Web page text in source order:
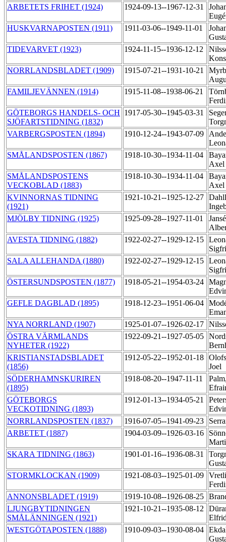
ARBETETS FRIHET (1924)
1924-09-13--1967-12-31
HUSKVARNAPOSTEN (1911)
1911-03-06--1949-11-01
TIDEVARVET (1923)
1924-11-15--1936-12-12
NORRLANDSBLADET (1909)
1915-07-21--1931-10-21
FAMILJEVÄNNEN (1914)
1915-11-08--1938-06-21
GÖTEBORGS HANDELS- OCH
SJÖFARTSTIDNING (1832)
1917-05-30--1945-03-31
VARBERGSPOSTEN (1894)
1910-12-24--1943-07-09
SMÅLANDSPOSTEN (1867)
1918-10-30--1934-11-04
Axel
SMÅLANDSPOSTENS
VECKOBLAD (1883)
1918-10-30--1934-11-04
Axel
KVINNORNAS TIDNING
(1921)
1921-10-21--1925-12-27
MJÖLBY TIDNING (1925)
1925-09-28--1927-11-01
AVESTA TIDNING (1882)
1922-02-27--1929-12-15
SALA ALLEHANDA (1880)
1922-02-27--1929-12-15
ÖSTERSUNDSPOSTEN (1877)
1918-05-21--1954-03-24
GEFLE DAGBLAD (1895)
1918-12-23--1951-06-04
NYA NORRLAND (1907)
1925-01-07--1926-02-17
ÖSTRA VÄRMLANDS
NYHETER (1922)
1922-09-21--1927-05-05
KRISTIANSTADSBLADET
(1856)
1912-05-22--1952-01-18
Joel
SÖDERHAMNSKURIREN
(1895)
1918-08-20--1947-11-11
GÖTEBORGS
VECKOTIDNING (1893)
1912-01-13--1934-05-21
NORRLANDSPOSTEN (1837)
1916-07-05--1941-09-23
ARBETET (1887)
1904-03-09--1926-03-16
SKARA TIDNING (1863)
1901-01-16--1936-08-31
STORMKLOCKAN (1909)
1921-08-03--1925-01-09
ANNONSBLADET (1919)
1919-10-08--1926-08-25
LJUNGBYTIDNINGEN
SMÅLÄNNINGEN (1921)
1921-10-21--1935-08-12
WESTGÖTAPOSTEN (1888)
1910-09-03--1930-08-04